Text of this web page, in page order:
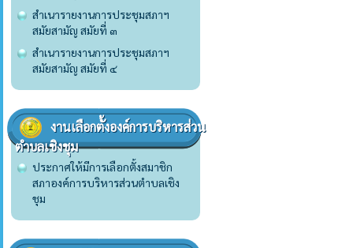
สำเนารายงานการประชุมสภาฯ
สมัยสามัญ สมัยที่ ๓
สำเนารายงานการประชุมสภาฯ
สมัยสามัญ สมัยที่ ๔
งานเลือกตั้งองค์การบริหารส่วน
ตำบลเชิงชุม
ประกาศให้มีการเลือกตั้งสมาชิก
สภาองค์การบริหารส่วนตำบลเชิง
ชุม